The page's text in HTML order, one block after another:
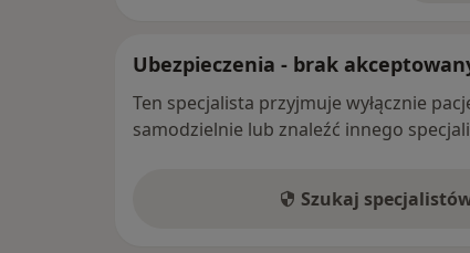
Ubezpieczenia - brak
Ten specjalista przyjmuje wyłącznie
samodzielnie lub znaleźć innego
Szukaj